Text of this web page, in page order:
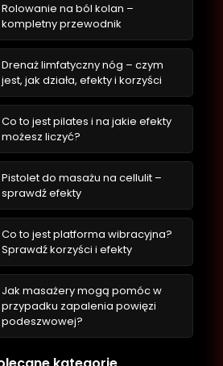
Rolowanie na ból kolan –
kompletny przewodnik
Drenaż limfatyczny nóg – czym
jest, jak działa, efekty i korzyści
Co to jest pilates i na jakie efekty
możesz liczyć?
Pistolet do masażu na cellulit –
sprawdź efekty
Co to jest platforma wibracyjna?
Sprawdź korzyści i efekty
Jak masażery mogą pomóc w
przypadku zapalenia powięzi
podeszwowej?